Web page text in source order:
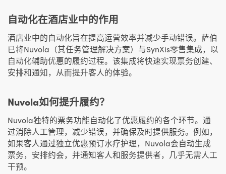
自动化在酒店业中的作用
酒店业中的自动化旨在提高运营效率并减少手动错误。萨伯
已将Nuvola（其任务管理解决方案）与SynXis零售集成，以
自动化辅助优惠的履约过程。该集成将快速实现票务创建、
安排和通知，从而提升客人的体验。
Nuvola如何提升履约？
Nuvola独特的票务功能自动化了优惠履约的各个环节。通
过消除人工管理，减少错误，并确保及时提供服务。例如，
如果客人通过独立优惠预订水疗护理，Nuvola会自动生成
票务，安排约会，并通知客人和服务提供者，几乎无需人工
干预。